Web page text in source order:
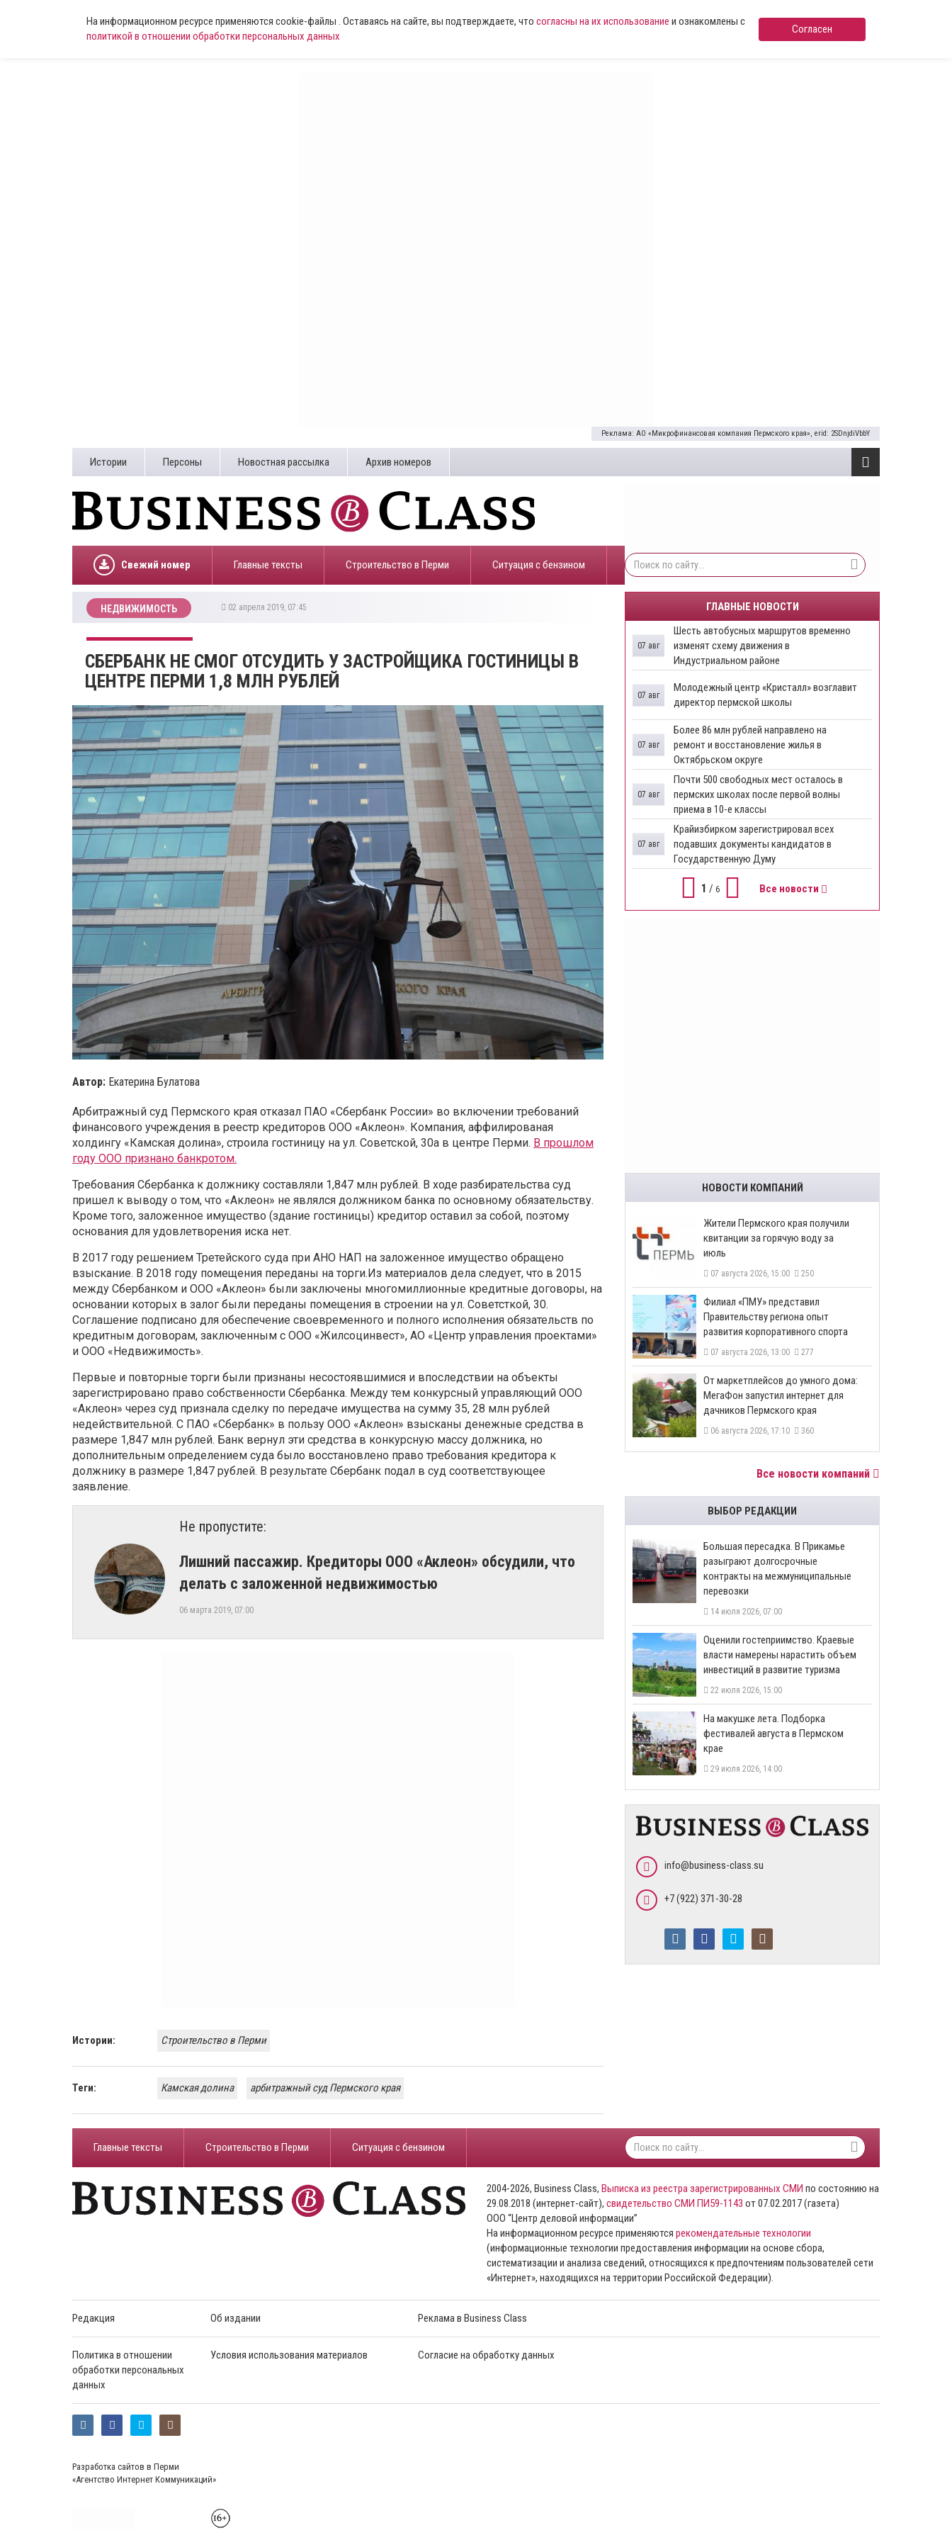
На информационном ресурсе применяются cookie-файлы . Оставаясь на сайте, вы подтверждаете, что согласны на их использование и ознакомлены с
политикой в отношении обработки персональных данных
Согласен
Реклама: АО «Микрофинансовая компания Пермского края», erid: 2SDnjdiVbbY
Истории Персоны Новостная рассылка Архив номеров
Свежий номер Главные тексты Строительство в Перми ​Ситуация с бензином
НЕДВИЖИМОСТЬ 02 апреля 2019, 07:45
СБЕРБАНК НЕ СМОГ ОТСУДИТЬ У ЗАСТРОЙЩИКА ГОСТИНИЦЫ В
ЦЕНТРЕ ПЕРМИ 1,8 МЛН РУБЛЕЙ
Автор: Екатерина Булатова
Арбитражный суд Пермского края отказал ПАО «Сбербанк России» во включении требований
финансового учреждения в реестр кредиторов ООО «Аклеон». Компания, аффилированая
холдингу «Камская долина», строила гостиницу на ул. Советской, 30а в центре Перми. В прошлом
году ООО признано банкротом.
Требования Сбербанка к должнику составляли 1,847 млн рублей. В ходе разбирательства суд
пришел к выводу о том, что «Аклеон» не являлся должником банка по основному обязательству.
Кроме того, заложенное имущество (здание гостиницы) кредитор оставил за собой, поэтому
основания для удовлетворения иска нет.
В 2017 году решением Третейского суда при АНО НАП на заложенное имущество обращено
взыскание. В 2018 году помещения переданы на торги.Из материалов дела следует, что в 2015
между Сбербанком и ООО «Аклеон» были заключены многомиллионные кредитные договоры, на
основании которых в залог были переданы помещения в строении на ул. Советсткой, 30.
Соглашение подписано для обеспечение своевременного и полного исполнения обязательств по
кредитным договорам, заключенным с ООО «Жилсоцинвест», АО «Центр управления проектами»
и ООО «Недвижимость».
Первые и повторные торги были признаны несостоявшимися и впоследствии на объекты
зарегистрировано право собственности Сбербанка. Между тем конкурсный управляющий ООО
«Аклеон» через суд признала сделку по передаче имущества на сумму 35, 28 млн рублей
недействительной. С ПАО «Сбербанк» в пользу ООО «Аклеон» взысканы денежные средства в
размере 1,847 млн рублей. Банк вернул эти средства в конкурсную массу должника, но
дополнительным определением суда было восстановлено право требования кредитора к
должнику в размере 1,847 рублей. В результате Сбербанк подал в суд соответствующее
заявление.
Не пропустите:
Лишний пассажир. Кредиторы ООО «Аклеон» обсудили, что
делать с заложенной недвижимостью
06 марта 2019, 07:00
Истории: Строительство в Перми
Теги: Камская долина арбитражный суд Пермского края
ГЛАВНЫЕ НОВОСТИ
Шесть автобусных маршрутов временно
изменят схему движения в
Индустриальном районе
07 авг
Молодежный центр «Кристалл» возглавит
директор пермской школы
07 авг
Более 86 млн рублей направлено на
ремонт и восстановление жилья в
Октябрьском округе
07 авг
Почти 500 свободных мест осталось в
пермских школах после первой волны
приема в 10-е классы
07 авг
Крайизбирком зарегистрировал всех
подавших документы кандидатов в
Государственную Думу
07 авг
1 / 6 Все новости
НОВОСТИ КОМПАНИЙ
​Жители Пермского края получили
квитанции за горячую воду за
июль
07 августа 2026, 15:00 250
​Филиал «ПМУ» представил
Правительству региона опыт
развития корпоративного спорта
07 августа 2026, 13:00 277
От маркетплейсов до умного дома:
МегаФон запустил интернет для
дачников Пермского края
06 августа 2026, 17:10 360
Все новости компаний
ВЫБОР РЕДАКЦИИ
Большая пересадка. В Прикамье
разыграют долгосрочные
контракты на межмуниципальные
перевозки
14 июля 2026, 07:00
Оценили гостеприимство. Краевые
власти намерены нарастить объем
инвестиций в развитие туризма
22 июля 2026, 15:00
На макушке лета. Подборка
фестивалей августа в Пермском
крае
29 июля 2026, 14:00
info@business-class.su
+7 (922) 371-30-28
Главные тексты Строительство в Перми ​Ситуация с бензином
2004-2026, Business Class, Выписка из реестра зарегистрированных СМИ по состоянию на
29.08.2018 (интернет-сайт), свидетельство СМИ ПИ59-1143 от 07.02.2017 (газета)
ООО “Центр деловой информации”
На информационном ресурсе применяются рекомендательные технологии
(информационные технологии предоставления информации на основе сбора,
систематизации и анализа сведений, относящихся к предпочтениям пользователей сети
«Интернет», находящихся на территории Российской Федерации).
Редакция Об издании Реклама в Business Class
Политика в отношении
обработки персональных
данных
Условия использования материалов Согласие на обработку данных
Разработка сайтов в Перми
«Агентство Интернет Коммуникаций»